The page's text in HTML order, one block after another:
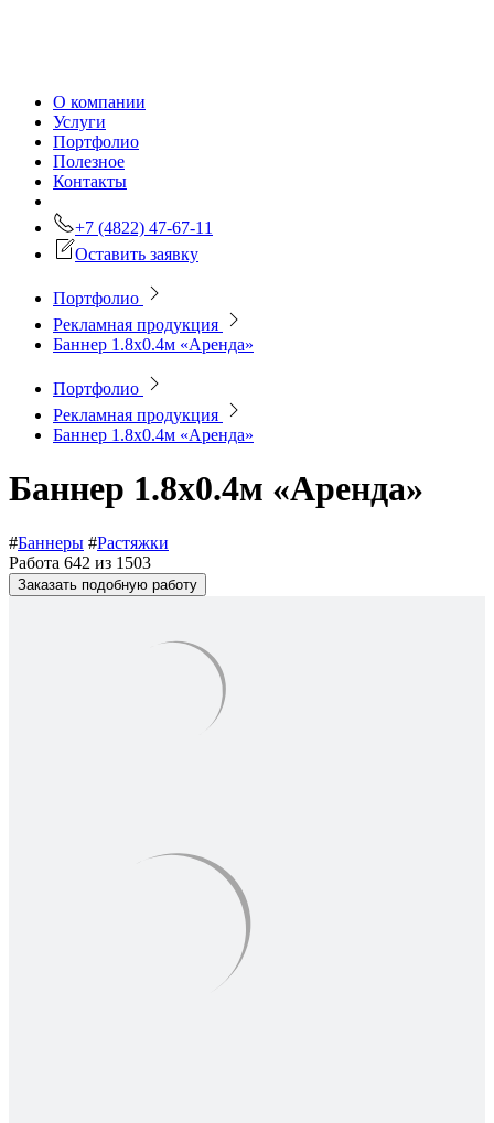
О компании
Услуги
Портфолио
Полезное
Контакты
+7 (4822) 47-67-11
Оставить заявку
Портфолио
Рекламная продукция
Баннер 1.8х0.4м «Аренда»
Портфолио
Рекламная продукция
Баннер 1.8х0.4м «Аренда»
Баннер 1.8х0.4м «Аренда»
#Баннеры #Растяжки
Работа 642 из 1503
Заказать подобную работу